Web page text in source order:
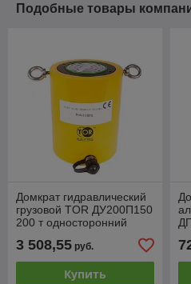
Подобные товары
Домкрат гидравлический
грузовой TOR ДУ200П150
200 т односторонний
3 508,55 руб.
Купить